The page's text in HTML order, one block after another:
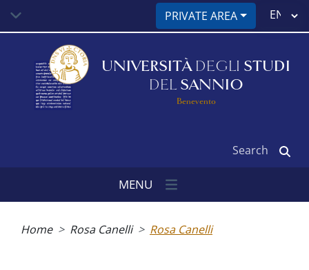
main
PRIVATE AREA
Select
UNIVERSITÀ DEGLI STUDI
DEL SANNIO
Benevento
MENU
Home Rosa Canelli Rosa Canelli